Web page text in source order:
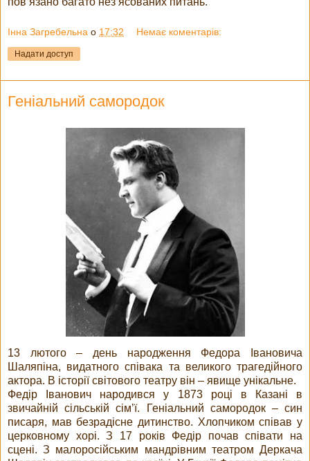
Інна Загребельна о 17:32 Немає коментарів:
Надати доступ
Геніальний самородок
13 лютого – день народження Федора Івановича
Шаляпіна, видатного співака та великого трагедійного
актора. В історії світового театру він – явище унікальне.
Федір Іванович народився у 1873 році в Казані в
звичайній сільській сім’ї. Геніальний самородок – син
писаря, мав безрадісне дитинство. Хлопчиком співав у
церковному хорі. З 17 років Федір почав співати на
сцені. З малоросійським мандрівним театром Деркача